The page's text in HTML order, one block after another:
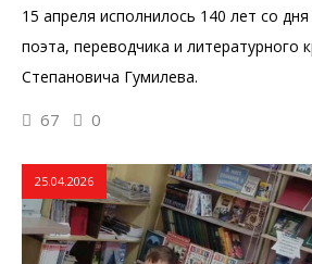
15 апреля исполнилось 140 лет со
поэта, переводчика и литературного
Степановича Гумилева.
67 0
25.04.2026